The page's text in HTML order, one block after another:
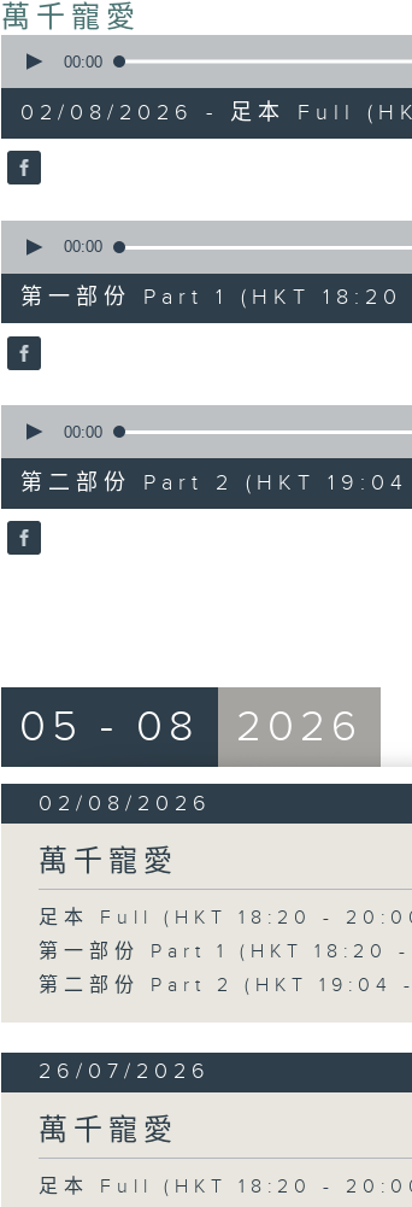
萬千寵愛
seconds
hour,
29
minutes,
24
90%
00:00
02/08/2026 - 足本 Full
seconds
36
minutes,
50
seconds
90%
00:00
第一部份 Part 1 (HKT
seconds
52
minutes,
44
seconds
90%
00:00
第二部份 Part 2 (HKT
05 - 08 2026
02/08/2026
萬千寵愛
足本 Full (HKT 18:20 -
第一部份 Part 1 (HKT 18:20
第二部份 Part 2 (HKT 19:04
26/07/2026
萬千寵愛
足本 Full (HKT 18:20 -